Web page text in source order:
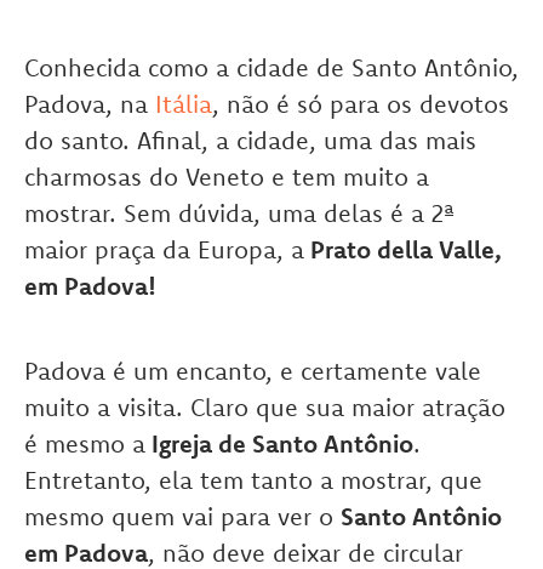
Conhecida como a cidade de Santo Antônio,
Padova, na Itália, não é só para os devotos
do santo. Afinal, a cidade, uma das mais
charmosas do Veneto e tem muito a
mostrar. Sem dúvida, uma delas é a 2ª
maior praça da Europa, a Prato della Valle,
em Padova!
Padova é um encanto, e certamente vale
muito a visita. Claro que sua maior atração
é mesmo a Igreja de Santo Antônio.
Entretanto, ela tem tanto a mostrar, que
mesmo quem vai para ver o Santo Antônio
em Padova, não deve deixar de circular